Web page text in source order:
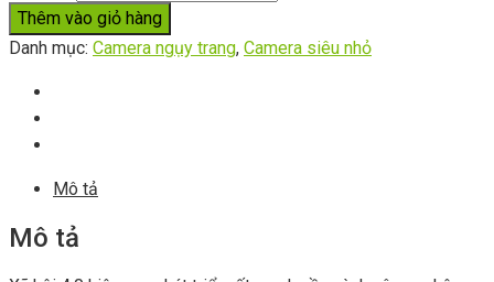
Thêm vào giỏ hàng
Danh mục: Camera ngụy trang, Camera siêu nhỏ
Mô tả
Mô tả